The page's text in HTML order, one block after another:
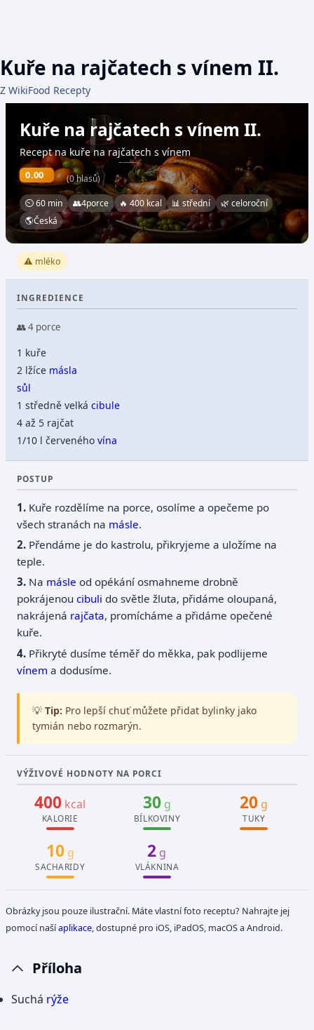
Kuře na rajčatech s vínem II.
Z WikiFood Recepty
Kuře na rajčatech s vínem II.
Recept na kuře na rajčatech s vínem
0.00 (0 hlasů)
⏲ 60 min 👥4porce 🔥 400 kcal 📊 střední
🌿 celoroční
🌎Česká
⚠️ mléko
INGREDIENCE
👥 4 porce
1 kuře
2 lžíce másla
sůl
1 středně velkácibule
4 až 5 rajčat
1/10 l červenéhovína
POSTUP
Kuře rozdělíme na porce, osolíme a opečeme po
všech stranách na másle.
Přendáme je do kastrolu, přikryjeme a uložíme na
teple.
Na másle od opékání osmahneme drobně
pokrájenoucibuli do světle žluta, přidáme oloupaná,
nakrájená rajčata, promícháme a přidáme opečené
kuře.
Přikryté dusíme téměř do měkka, pak podlijeme
vínem a dodusíme.
💡 Tip: Pro lepší chuť můžete přidat bylinky jako
tymián nebo rozmarýn.
VÝŽIVOVÉ HODNOTY NA PORCI
400 kcal
KALORIE
30g
BÍLKOVINY
20 g
TUKY
10g
SACHARIDY
2 g
VLÁKNINA
Obrázky jsou pouze ilustrační. Máte vlastní foto receptu? Nahrajte jej
pomocí našíaplikace , dostupné pro iOS, iPadOS, macOS a Android.
Příloha
Suchá rýže